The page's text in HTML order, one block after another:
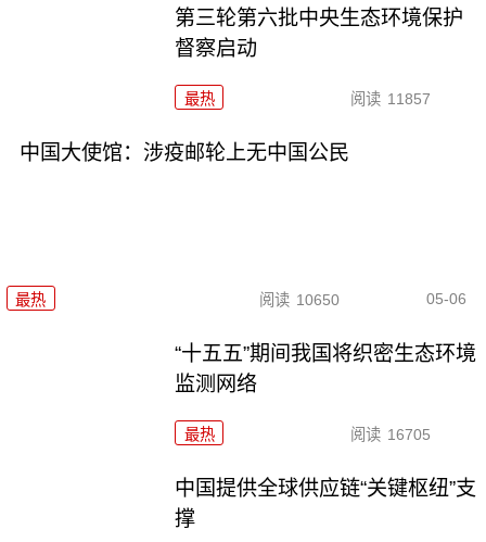
第三轮第六批中央生态环境保护
督察启动
最热 阅读 11857
中国大使馆：涉疫邮轮上无中国公民
最热 阅读 10650 05-06
“十五五”期间我国将织密生态环境
监测网络
最热 阅读 16705
中国提供全球供应链“关键枢纽”支
撑